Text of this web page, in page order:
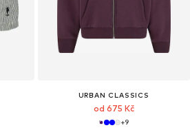
URBAN CLASSICS
od 675 Kč
+9